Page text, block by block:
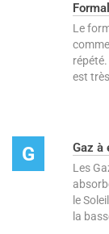
Le
est
G Gaz à
Les
le
la